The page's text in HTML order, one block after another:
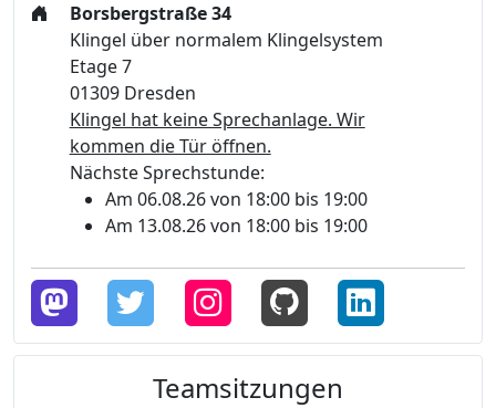
Borsbergstraße 34
Klingel über normalem Klingelsystem
Etage 7
01309 Dresden
Klingel hat keine Sprechanlage. Wir
kommen die Tür öffnen.
Nächste Sprechstunde:
Am 06.08.26 von 18:00 bis 19:00
Am 13.08.26 von 18:00 bis 19:00
Teamsitzungen